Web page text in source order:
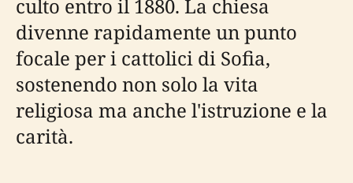
culto entro il 1880. La chiesa
divenne rapidamente un punto
focale per i cattolici di Sofia,
sostenendo non solo la vita
religiosa ma anche l'istruzione e la
carità.